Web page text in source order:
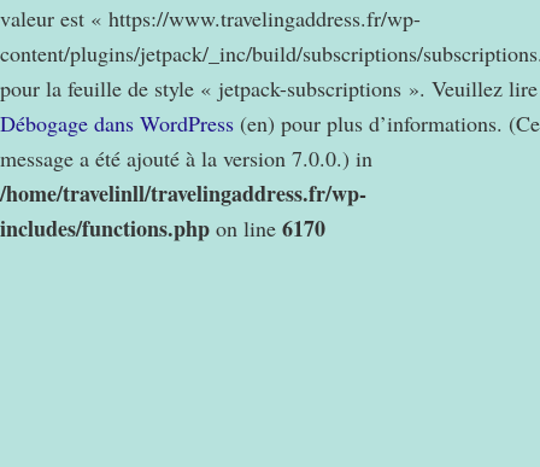
valeur est « https://www.travelingaddress.fr/wp-
content/plugins/jetpack/_inc/build/subscriptions/
pour la feuille de style « jetpack-subscriptions ». Veuillez lire
Débogage dans WordPress (en) pour plus d’informations. (Ce
message a été ajouté à la version 7.0.0.) in
/home/travelinll/travelingaddress.fr/wp-
includes/functions.php on line 6170